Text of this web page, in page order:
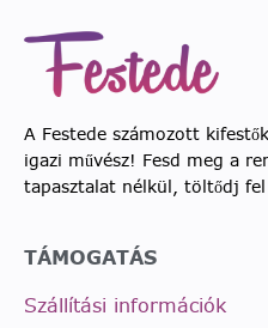
A Festede számozott
igazi művész! Fesd meg a
tapasztalat nélkül, töltődj
TÁMOGATÁS
Szállítási információk